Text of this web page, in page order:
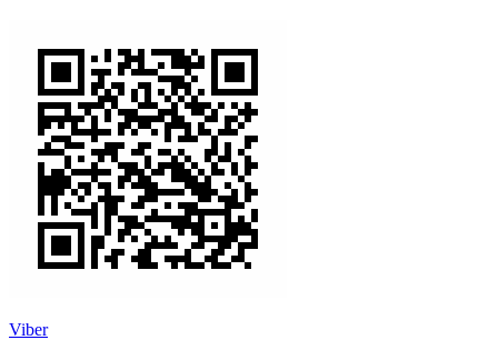
Viber